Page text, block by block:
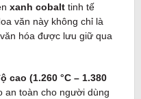
xanh cobalt tinh tế
văn này không chỉ là
hóa được lưu giữ qua
cao (1.260 °C – 1.380
an toàn cho người dùng